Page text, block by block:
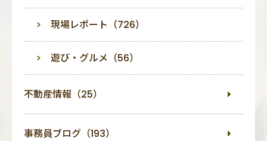
現場レポート（726）
遊び・グルメ（56）
不動産情報（25）
事務員ブログ（193）